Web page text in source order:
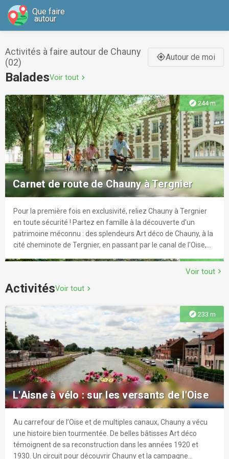
Que faire
autour
Activités à faire autour de Chauny
(02)
gps_fixedAutour de moi
BaladesVoir tout chevron_right
explore 244 m
Carnet de route de Chauny à Tergnier
Pour la première fois en exclusivité, reliez Chauny à Tergnier
en toute sécurité ! Partez en famille à la découverte d'un
patrimoine méconnu : des splendeurs Art déco de Chauny, à la
cité cheminote de Tergnier, en passant par le canal de l'Oise,
explore
Les Trois Fontaines
Sur les collines des versants de l’Oise, les vastes étendues
cultivées offrent une vue imprenable sur Chauny et la forêt de
Saint-Gobain. Par beau temps, vous aurez peut-être la chance
d’apercevoir à l’horizon la silhouette massive des ruines du
château de Coucy.
explore
Voir tout chevron_right
ActivitésVoir tout chevron_right
explore 233 m
L'Aisne à vélo : sur les versants de l'Oise
Au carrefour de l’Oise et de multiples canaux, Chauny a vécu
une histoire bien tourmentée. De belles bâtisses Art déco
témoignent de sa reconstruction dans les années 1920 et
1930. Un circuit pour découvrir Chauny et la campagne